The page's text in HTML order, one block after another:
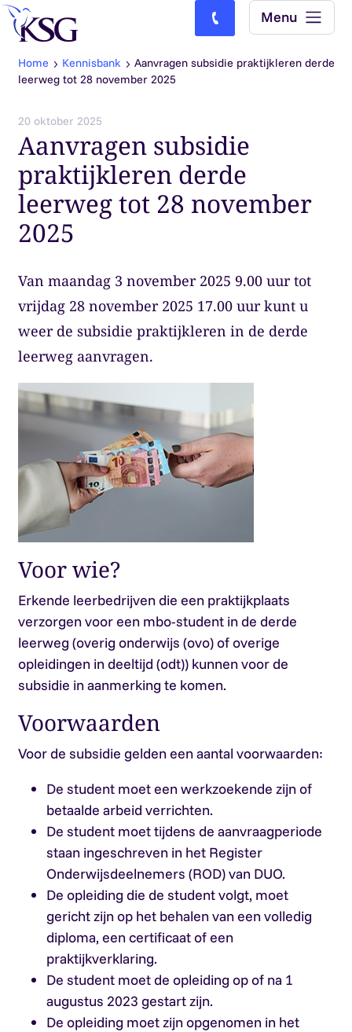
Skip to content
Bel ons: (0)77-4740000
Menu
Home Kennisbank
Aanvragen subsidie praktijkleren derde
leerweg tot 28 november 2025
20 oktober 2025
Aanvragen subsidie
praktijkleren derde
leerweg tot 28 november
2025
Van maandag 3 november 2025 9.00 uur tot
vrijdag 28 november 2025 17.00 uur kunt u
weer de subsidie praktijkleren in de derde
leerweg aanvragen.
Voor wie?
Erkende leerbedrijven die een praktijkplaats
verzorgen voor een mbo-student in de derde
leerweg (overig onderwijs (ovo) of overige
opleidingen in deeltijd (odt)) kunnen voor de
subsidie in aanmerking te komen.
Voorwaarden
Voor de subsidie gelden een aantal voorwaarden:
De student moet een werkzoekende zijn of
betaalde arbeid verrichten.
De student moet tijdens de aanvraagperiode
staan ingeschreven in het Register
Onderwijsdeelnemers (ROD) van DUO.
De opleiding die de student volgt, moet
gericht zijn op het behalen van een volledig
diploma, een certificaat of een
praktijkverklaring.
De student moet de opleiding op of na 1
augustus 2023 gestart zijn.
De opleiding moet zijn opgenomen in het